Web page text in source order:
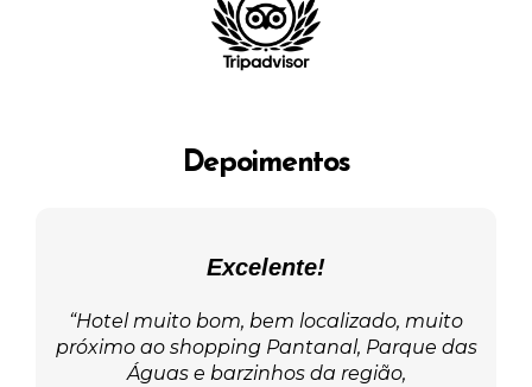
Depoimentos
Excelente!
“Hotel muito bom, bem localizado, muito
próximo ao shopping Pantanal, Parque das
Águas e barzinhos da região,